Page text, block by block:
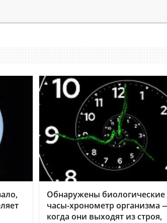
Обнаружены биологические
часы-хронометр организма
когда они выходят из строя,